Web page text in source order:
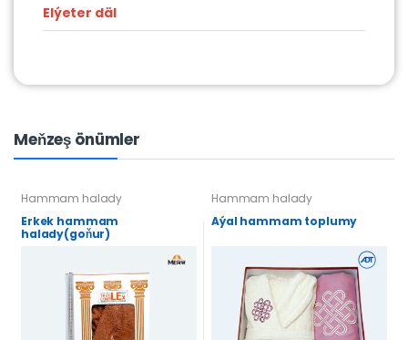
Elýeter däl
Meňzeş önümler
Hammam halady
Erkek hammam
halady(goňur)
Hammam halady
Aýal hammam toplumy